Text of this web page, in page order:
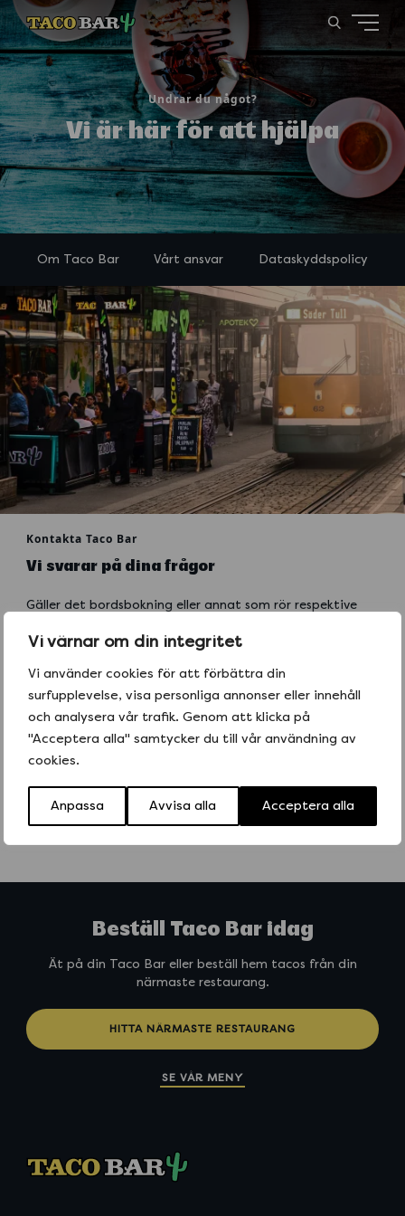
Vi värnar om din integritet
Vi använder cookies för att förbättra din
surfupplevelse, visa personliga annonser eller innehåll
och analysera vår trafik. Genom att klicka på
"Acceptera alla" samtycker du till vår användning av
cookies.
Anpassa Avvisa alla Acceptera alla
Undrar du något?
Vi är här för att hjälpa
Om Taco Bar Vårt ansvar Dataskyddspolicy
Kontakta Taco Bar
Vi svarar på dina frågor
Gäller det bordsbokning eller annat som rör respektive
eller mejl. Kontaktuppgifter till respektive restaurang
Vid catering eller hemkörning så finns all info du behöver
också på respektive restaurangs sida, ellerfyll i
formuläret
direkt.
Om du söker jobb, besök vår
Om du har andra idéer, synpunkter eller frågor är bästa
Beställ Taco Bar idag
Ät på din Taco Bar eller beställ hem tacos från din
närmaste restaurang.
HITTA NÄRMASTE RESTAURANG
SE VÅR MENY